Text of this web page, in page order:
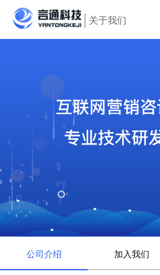
关于我们
公司介绍 加入我们
关于我们